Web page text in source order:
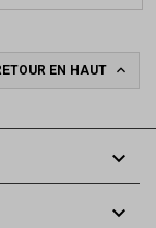
EN HAUT 

